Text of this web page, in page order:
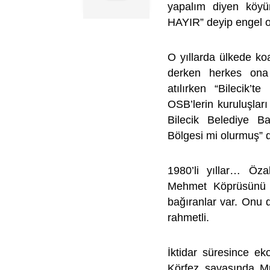
yapalım diyen
HAYIR” deyip engel
O yıllarda ülkede
derken herkes
atılırken
OSB’lerin
Bilecik Belediye
Bölgesi mi olurmuş”
1980’li yıllar…
Mehmet Köprüsünü
bağıranlar var. Onu
rahmetli.
İktidar süresince